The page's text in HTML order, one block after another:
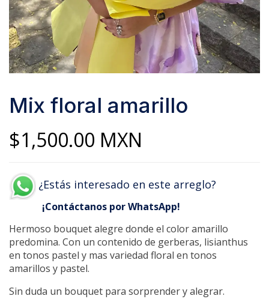
Mix floral amarillo
$1,500.00 MXN
¿Estás interesado en este arreglo?
¡Contáctanos por WhatsApp!
Hermoso bouquet alegre donde el color amarillo
predomina. Con un contenido de gerberas, lisianthus
en tonos pastel y mas variedad floral en tonos
amarillos y pastel.
Sin duda un bouquet para sorprender y alegrar.